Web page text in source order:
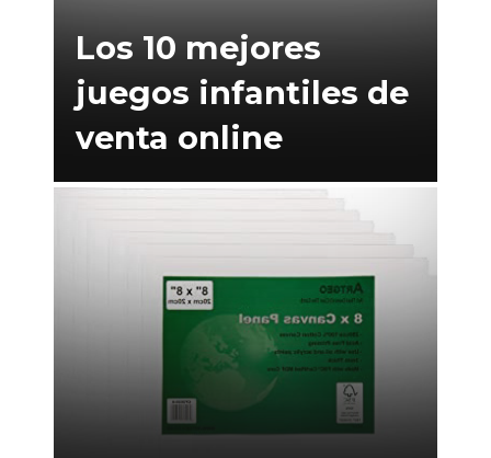
Los 10 mejores
juegos infantiles de
venta online